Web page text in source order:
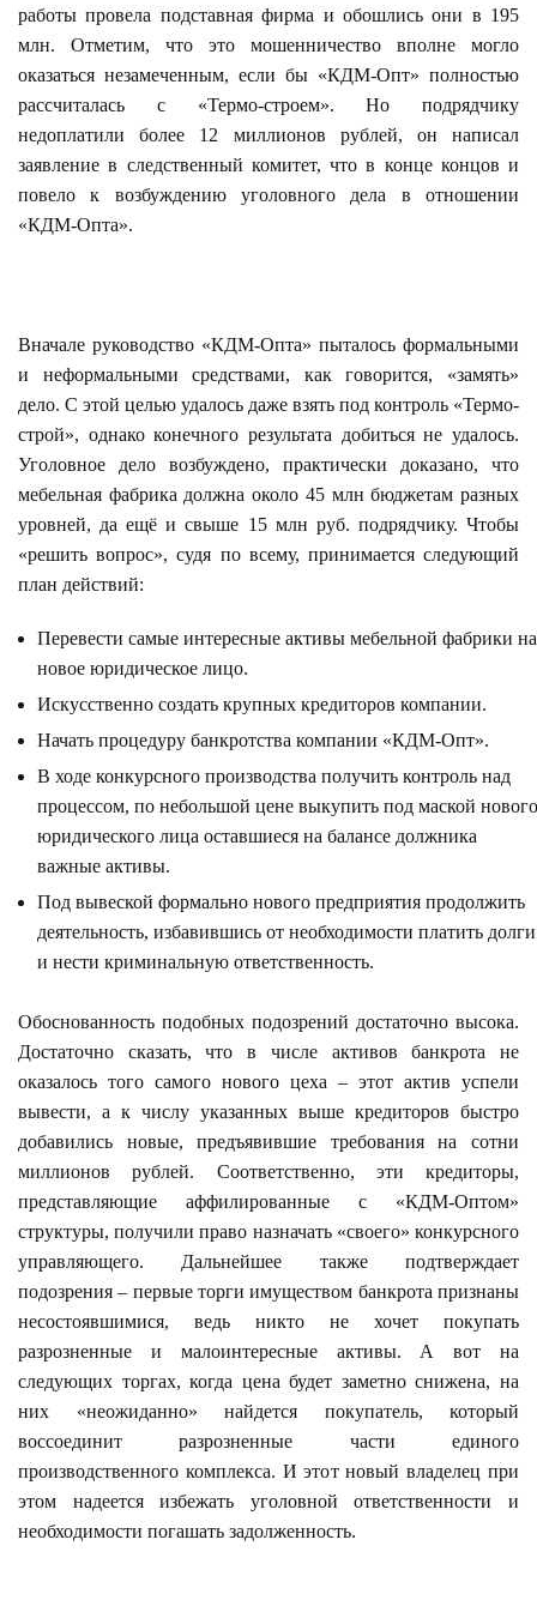
работы провела подставная фирма и обошлись они в 195
млн. Отметим, что это мошенничество вполне могло
оказаться незамеченным, если бы «КДМ-Опт» полностью
рассчиталась с «Термо-строем». Но подрядчику
недоплатили более 12 миллионов рублей, он написал
заявление в следственный комитет, что в конце концов и
повело к возбуждению уголовного дела в отношении
«КДМ-Опта».
Вначале руководство «КДМ-Опта» пыталось формальными
и неформальными средствами, как говорится, «замять»
дело. С этой целью удалось даже взять под контроль «Термо-
строй», однако конечного результата добиться не удалось.
Уголовное дело возбуждено, практически доказано, что
мебельная фабрика должна около 45 млн бюджетам разных
уровней, да ещё и свыше 15 млн руб. подрядчику. Чтобы
«решить вопрос», судя по всему, принимается следующий
план действий:
Перевести самые интересные активы мебельной фабрики на
новое юридическое лицо.
Искусственно создать крупных кредиторов компании.
Начать процедуру банкротства компании «КДМ-Опт».
В ходе конкурсного производства получить контроль над
процессом, по небольшой цене выкупить под маской нового
юридического лица оставшиеся на балансе должника
важные активы.
Под вывеской формально нового предприятия продолжить
деятельность, избавившись от необходимости платить долги
и нести криминальную ответственность.
Обоснованность подобных подозрений достаточно высока.
Достаточно сказать, что в числе активов банкрота не
оказалось того самого нового цеха – этот актив успели
вывести, а к числу указанных выше кредиторов быстро
добавились новые, предъявившие требования на сотни
миллионов рублей. Соответственно, эти кредиторы,
представляющие аффилированные с «КДМ-Оптом»
структуры, получили право назначать «своего» конкурсного
управляющего. Дальнейшее также подтверждает
подозрения – первые торги имуществом банкрота признаны
несостоявшимися, ведь никто не хочет покупать
разрозненные и малоинтересные активы. А вот на
следующих торгах, когда цена будет заметно снижена, на
них «неожиданно» найдется покупатель, который
воссоединит разрозненные части единого
производственного комплекса. И этот новый владелец при
этом надеется избежать уголовной ответственности и
необходимости погашать задолженность.